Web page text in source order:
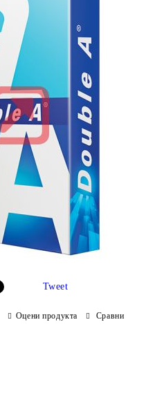
Tweet
Оцени продукта Сравни